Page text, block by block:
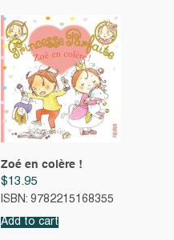
Zoé en colère !
$13.95
ISBN: 9782215168355
Add to cart